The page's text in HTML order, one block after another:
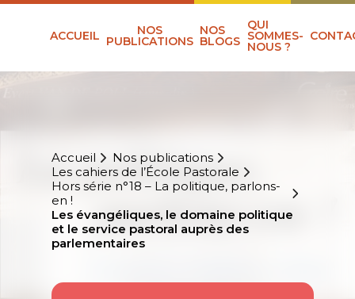
ACCUEIL NOS
PUBLICATIONS
NOS
BLOGS
QUI
SOMMES-
NOUS ?
Accueil
Nos publications
Les cahiers de l’École Pastorale
Hors série n°18 – La politique, parlons-
en !
Les évangéliques, le domaine politique
et le service pastoral auprès des
parlementaires